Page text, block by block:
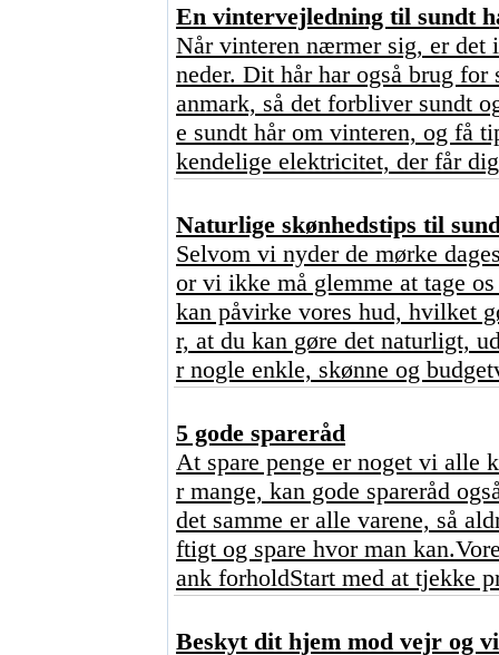
En vintervejledning til sundt
Når vinteren nærmer sig, er det
neder. Dit hår har også brug
anmark, så det forbliver sundt
e sundt hår om vinteren, og få
kendelige elektricitet, der får
Naturlige skønhedstips til
Selvom vi nyder de mørke
or vi ikke må glemme at tage
kan påvirke vores hud, hvilket
r, at du kan gøre det naturligt,
r nogle enkle, skønne og
5 gode spareråd
At spare penge er noget vi alle
r mange, kan gode spareråd
det samme er alle varene, så
ftigt og spare hvor man
ank forholdStart med at tjekke
Beskyt dit hjem mod vejr og